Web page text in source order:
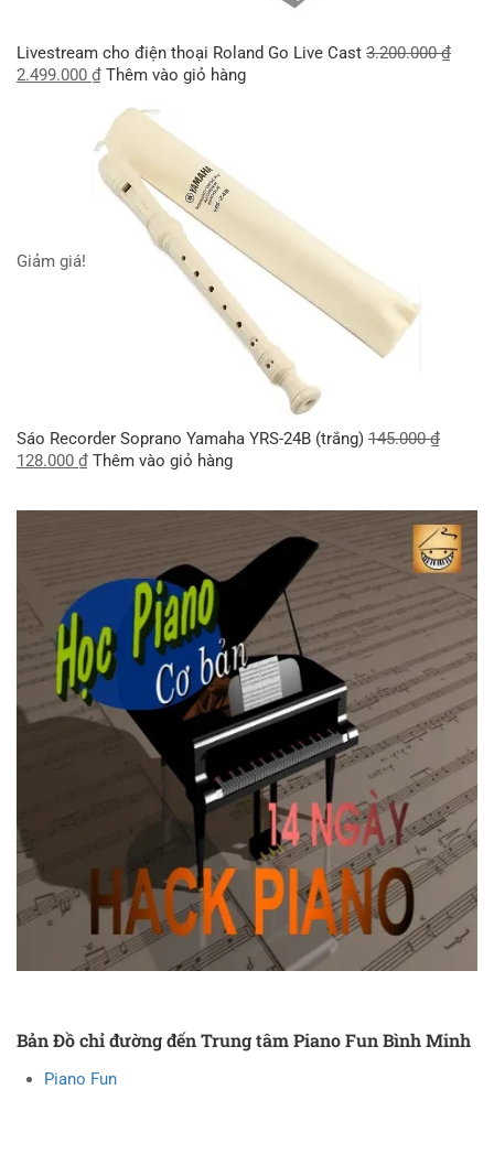
Livestream cho điện thoại Roland Go Live Cast 3.200.000₫
2.499.000 ₫ Thêm vào giỏ hàng
Giảm giá!
Sáo Recorder Soprano Yamaha YRS-24B (trắng) 145.000₫
128.000 ₫ Thêm vào giỏ hàng
Bản Đồ chỉ đường đến Trung tâm Piano Fun Bình Minh
Piano Fun